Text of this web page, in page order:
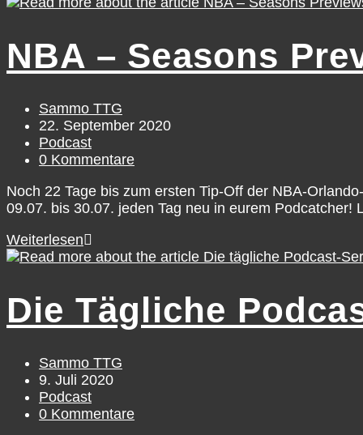
NBA – Seasons
Beitrags-
Autor:
Sammo TTG
Beitrag
veröffentlicht:
22. September 2020
Beitrags-
Kategorie:
Podcast
Beitrags-
0 Kommentare
Noch 22 Tage bis zum ersten Tip-Off der NBA-
09.07. bis 30.07. jeden Tag neu in eurem Podcatcher!
WeiterlesenNBA
–
–
Bubble
Die Tägliche
Beitrags-
Autor:
Sammo TTG
Beitrag
veröffentlicht:
9. Juli 2020
Beitrags-
Kategorie:
Podcast
Beitrags-
0 Kommentare